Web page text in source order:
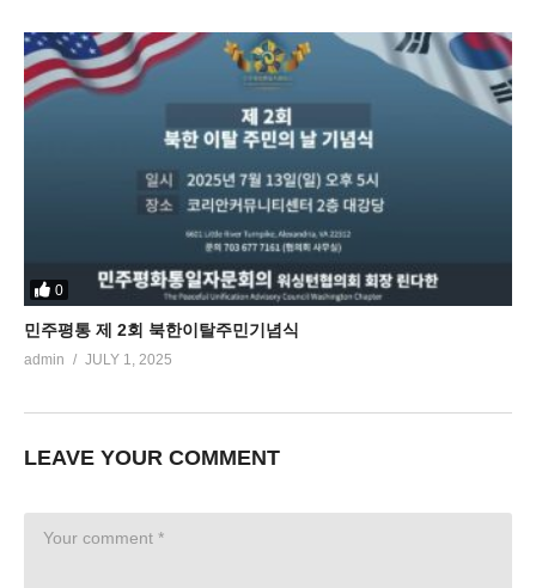
0
민주평통 제 2회 북한이탈주민기념식
admin JULY 1, 2025
LEAVE YOUR COMMENT